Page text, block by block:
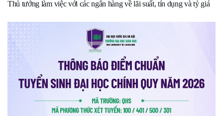
Thủ tướng làm việc với các ngân hàng về lãi suất, tín dụng và tỷ giá